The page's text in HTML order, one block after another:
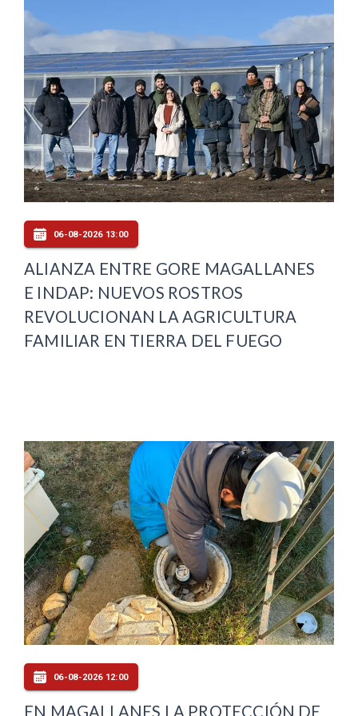
06-08-2026 13:00
ALIANZA ENTRE GORE MAGALLANES
E INDAP: NUEVOS ROSTROS
REVOLUCIONAN LA AGRICULTURA
FAMILIAR EN TIERRA DEL FUEGO
06-08-2026 12:00
EN MAGALLANES LA PROTECCIÓN DE